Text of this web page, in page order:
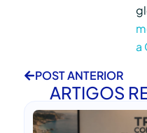
a
POST ANTERIOR
ARTIGOS